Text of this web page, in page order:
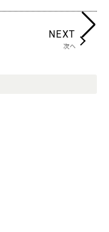
NEXT
次へ